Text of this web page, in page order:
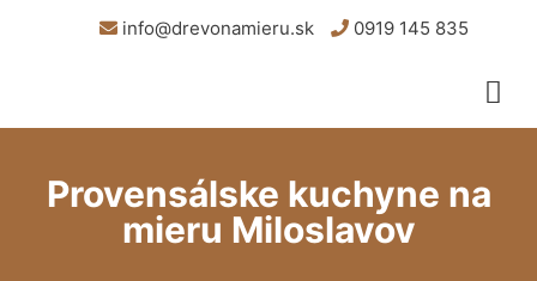
info@drevonamieru.sk 0919 145 835
Provensálske kuchyne na
mieru Miloslavov